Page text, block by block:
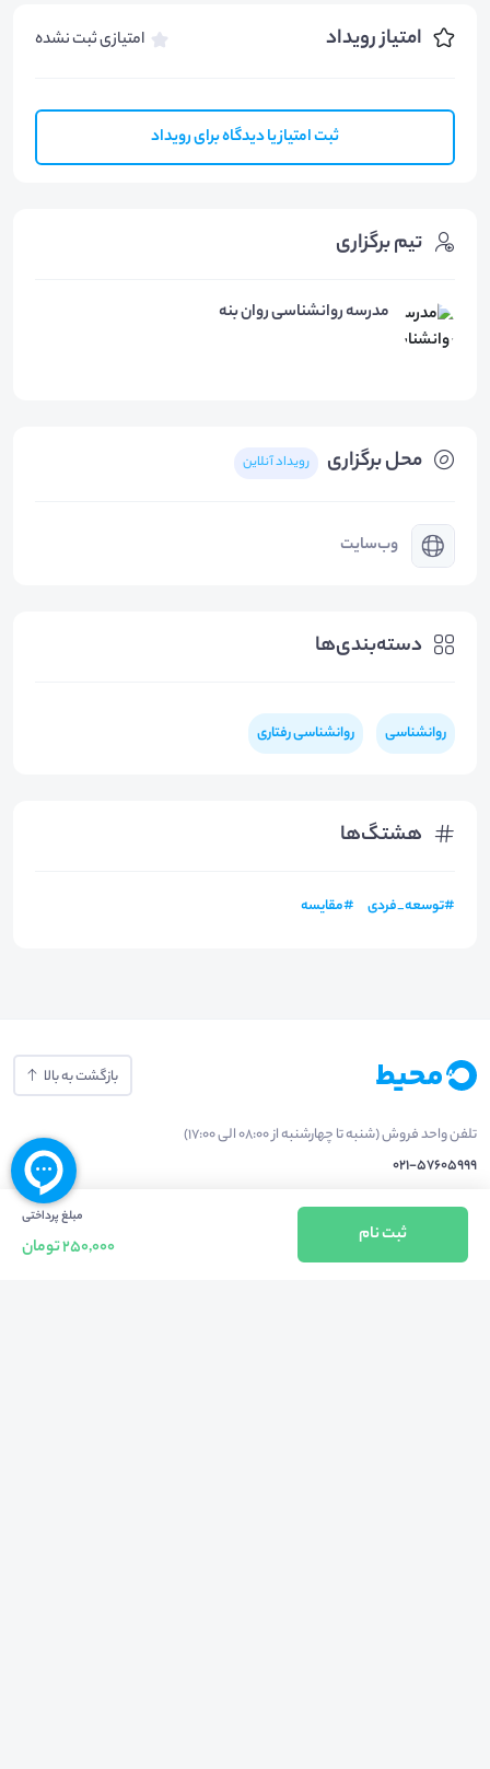
امتیاز رویداد امتیازی ثبت نشده
ثبت امتیاز یا دیدگاه برای رویداد
محل برگزاری رویداد آنلاین
وب‌سایت
دسته‌بندی‌ها
روانشناسی روانشناسی رفتاری
هشتگ‌ها
#توسعه_فردی #مقایسه
تیم برگزاری
مدرسه روانشناسی روان بنه
مبلغ پرداختی
250,000 تومان
ثبت نام
بازگشت به بالا
تلفن واحد فروش (شنبه تا چهارشنبه از 08:00 الی 17:00)
021-57605999
فعالیت محیط از سال 1401 آغاز شد، زمانی که تصمیم گرفتیم برای افزایش آگاهی
عمومی و برابری فرصت های آموزشی پا به عرصه ی خدمات آموزشی بگذاریم و با ایجاد